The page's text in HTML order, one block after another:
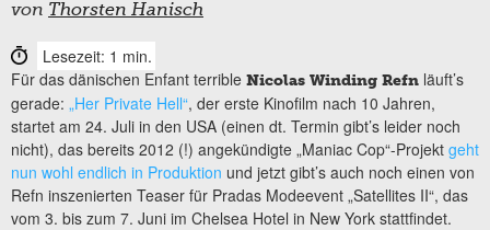
von Thorsten Hanisch
Lesezeit: 1 min.
Für das dänischen Enfant terrible Nicolas Winding Refn läuft’s
gerade: „Her Private Hell“, der erste Kinofilm nach 10 Jahren,
startet am 24. Juli in den USA (einen dt. Termin gibt’s leider noch
nicht), das bereits 2012 (!) angekündigte „Maniac Cop“-Projekt geht
nun wohl endlich in Produktion und jetzt gibt’s auch noch einen von
Refn inszenierten Teaser für Pradas Modeevent „Satellites II“, das
vom 3. bis zum 7. Juni im Chelsea Hotel in New York stattfindet.